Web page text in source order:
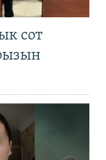
сот